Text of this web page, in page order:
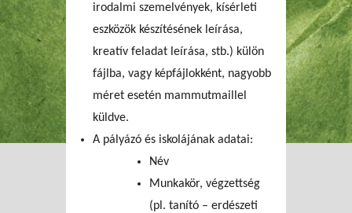
irodalmi szemelvények, kísérleti
eszközök készítésének leírása,
kreatív feladat leírása, stb.) külön
fájlba, vagy képfájlokként, nagyobb
méret esetén mammutmaillel
küldve.
A pályázó és iskolájának adatai:
Név
Munkakör, végzettség
(pl. tanító – erdészeti